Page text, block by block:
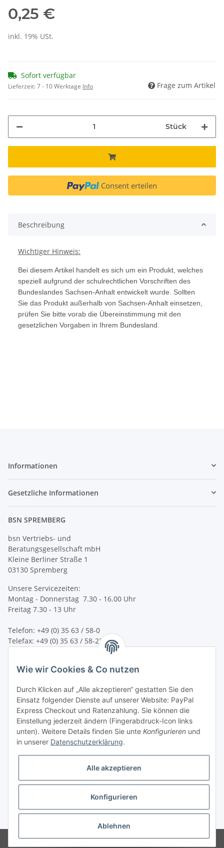
0,25 €
inkl. 19% USt.
Sofort verfügbar
Lieferzeit:7 - 10 Werktage Info Frage zum Artikel
Stück
Consent erteilen
Beschreibung
Wichtiger Hinweis:
Bei diesem Artikel handelt es sich um ein Produkt, welches
speziell aufgrund der schulrechtlichen Vorschriften des
Bundeslandes Sachsen-Anhalt entwickelt wurde. Sollten
Sie das Produkt außerhalb von Sachsen-Anhalt einsetzen,
prüfen Sie bitte vorab die Übereinstimmung mit den
gesetzlichen Vorgaben in Ihrem Bundesland.
Informationen
Gesetzliche Informationen
BSN SPREMBERG
bsn Vertriebs- und
Beratungsgesellschaft mbH
Kleine Berliner Straße 1
03130 Spremberg
Unsere Servicezeiten:
Montag - Donnerstag 7.30 - 16.00 Uhr
Freitag 7.30 - 13 Uhr
Telefon: +49 (0) 35 63 / 58-0
Telefax: +49 (0) 35 63 / 58-231
service@bsn-spremberg.de
Wir versenden mit:
Ihre Zahlmöglichkeiten:
* Alle Preise inkl. gesetzlicher USt.
© bsn Vertriebs- und Beratungsgesellschaft mbH - BSN SPREMBERG
Wie wir Cookies & Co nutzen
Durch Klicken auf „Alle akzeptieren“ gestatten Sie den
Einsatz folgender Dienste auf unserer Website: PayPal
Express Checkout und Ratenzahlung. Sie können die
Einstellung jederzeit ändern (Fingerabdruck-Icon links
unten). Weitere Details finden Sie unte Konfigurieren und
in unserer Datenschutzerklärung.
Alle akzeptieren
Konfigurieren
Ablehnen